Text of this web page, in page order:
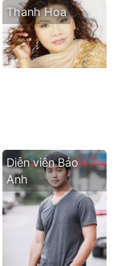
Thanh Hoa
Diễn viên Bảo
Anh